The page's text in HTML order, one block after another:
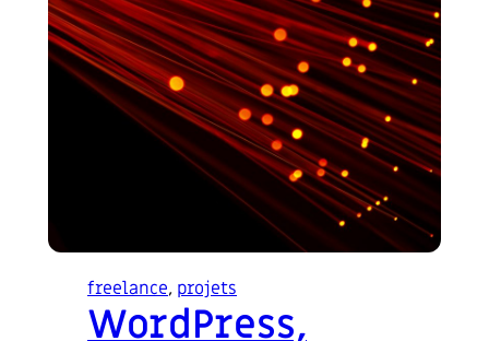
freelance, projets
WordPress,